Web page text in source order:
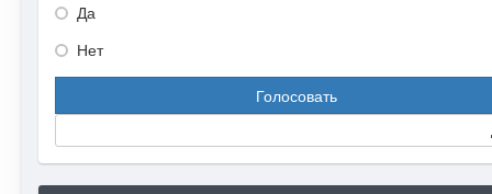
Да
Нет
Голосовать